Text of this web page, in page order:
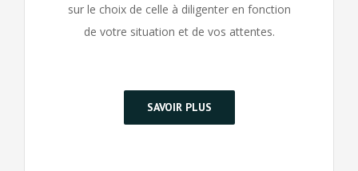
sur le choix de celle à diligenter en fonction
de votre situation et de vos attentes.
SAVOIR PLUS